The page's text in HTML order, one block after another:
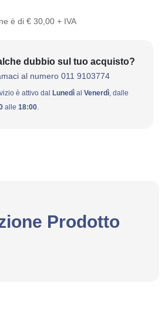
è di € 30,00 + IVA
dubbio sul tuo acquisto?
al numero 011 9103774
è attivo dal Lunedì al Venerdì, dalle
alle 18:00.
Prodotto